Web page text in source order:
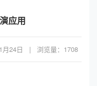
应用
24日 | 浏览量：1708